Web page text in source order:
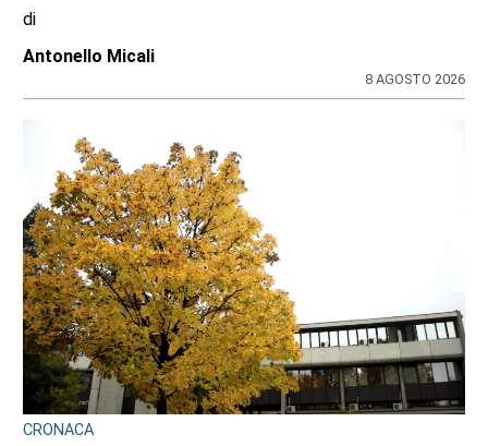
di
Antonello Micali
8 AGOSTO 2026
CRONACA